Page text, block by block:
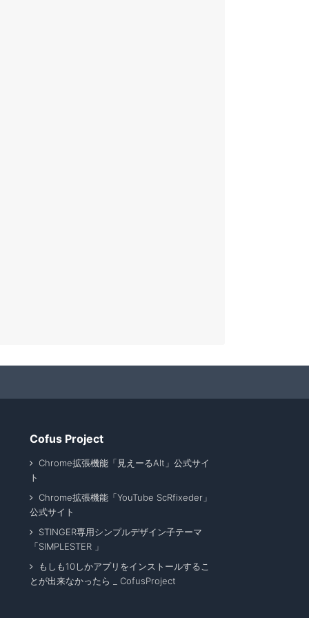
Cofus Project
Chrome拡張機能「見えーるAlt」公式サイ
ト
Chrome拡張機能「YouTube ScRfixeder」
公式サイト
STINGER専用シンプルデザイン子テーマ
「SIMPLESTER 」
もしも10しかアプリをインストールするこ
とが出来なかったら _ CofusProject